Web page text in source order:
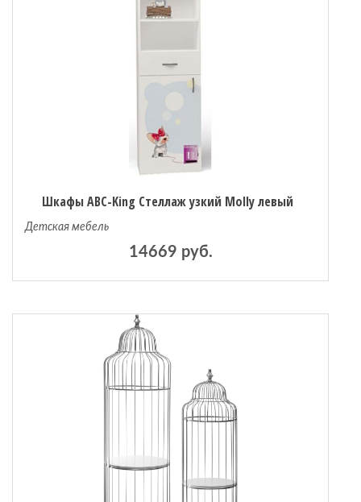
Шкафы ABC-King Стеллаж узкий Molly левый
Детская мебель
14669 руб.